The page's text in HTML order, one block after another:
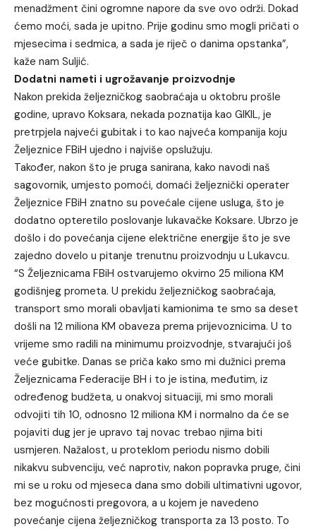
menadžment čini ogromne napore da sve ovo održi. Dokad
ćemo moći, sada je upitno. Prije godinu smo mogli pričati o
mjesecima i sedmica, a sada je riječ o danima opstanka”,
kaže nam Suljić.
Dodatni nameti i ugrožavanje proizvodnje
Nakon prekida željezničkog saobraćaja u oktobru prošle
godine, upravo Koksara, nekada poznatija kao GIKIL, je
pretrpjela najveći gubitak i to kao najveća kompanija koju
Željeznice FBiH ujedno i najviše opslužuju.
Također, nakon što je pruga sanirana, kako navodi naš
sagovornik, umjesto pomoći, domaći željeznički operater
Željeznice FBiH znatno su povećale cijene usluga, što je
dodatno opteretilo poslovanje lukavačke Koksare. Ubrzo je
došlo i do povećanja cijene električne energije što je sve
zajedno dovelo u pitanje trenutnu proizvodnju u Lukavcu.
“S Željeznicama FBiH ostvarujemo okvirno 25 miliona KM
godišnjeg prometa. U prekidu željezničkog saobraćaja,
transport smo morali obavljati kamionima te smo sa deset
došli na 12 miliona KM obaveza prema prijevoznicima. U to
vrijeme smo radili na minimumu proizvodnje, stvarajući još
veće gubitke. Danas se priča kako smo mi dužnici prema
Željeznicama Federacije BH i to je istina, međutim, iz
određenog budžeta, u onakvoj situaciji, mi smo morali
odvojiti tih 10, odnosno 12 miliona KM i normalno da će se
pojaviti dug jer je upravo taj novac trebao njima biti
usmjeren. Nažalost, u proteklom periodu nismo dobili
nikakvu subvenciju, već naprotiv, nakon popravka pruge, čini
mi se u roku od mjeseca dana smo dobili ultimativni ugovor,
bez mogućnosti pregovora, a u kojem je navedeno
povećanje cijena željezničkog transporta za 13 posto. To